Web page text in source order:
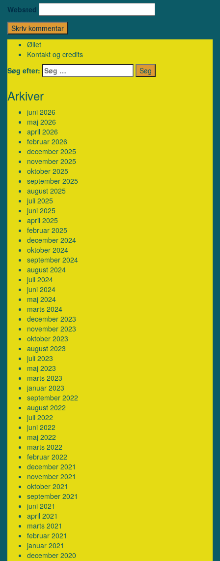
Websted
Øllet
Kontakt og credits
Søg efter:
Arkiver
juni 2026
maj 2026
april 2026
februar 2026
december 2025
november 2025
oktober 2025
september 2025
august 2025
juli 2025
juni 2025
april 2025
februar 2025
december 2024
oktober 2024
september 2024
august 2024
juli 2024
juni 2024
maj 2024
marts 2024
december 2023
november 2023
oktober 2023
august 2023
juli 2023
maj 2023
marts 2023
januar 2023
september 2022
august 2022
juli 2022
juni 2022
maj 2022
marts 2022
februar 2022
december 2021
november 2021
oktober 2021
september 2021
juni 2021
april 2021
marts 2021
februar 2021
januar 2021
december 2020